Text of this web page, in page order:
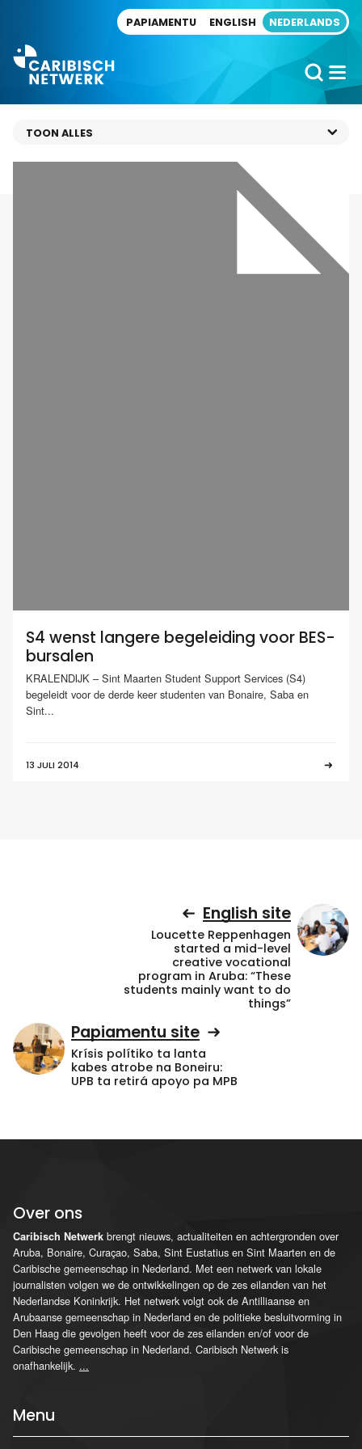
PAPIAMENTU ENGLISH NEDERLANDS
S4 wenst langere begeleiding voor BES-
bursalen
KRALENDIJK – Sint Maarten Student Support Services (S4)
begeleidt voor de derde keer studenten van Bonaire, Saba en
Sint...
13 JULI 2014
English site
Loucette Reppenhagen
started a mid-level
creative vocational
program in Aruba: “These
students mainly want to do
things”
Papiamentu site
Krísis polítiko ta lanta
kabes atrobe na Boneiru:
UPB ta retirá apoyo pa MPB
Over ons
Caribisch Netwerk brengt nieuws, actualiteiten en achtergronden over
Aruba, Bonaire, Curaçao, Saba, Sint Eustatius en Sint Maarten en de
Caribische gemeenschap in Nederland. Met een netwerk van lokale
journalisten volgen we de ontwikkelingen op de zes eilanden van het
Nederlandse Koninkrijk. Het netwerk volgt ook de Antilliaanse en
Arubaanse gemeenschap in Nederland en de politieke besluitvorming in
Den Haag die gevolgen heeft voor de zes eilanden en/of voor de
Caribische gemeenschap in Nederland. Caribisch Netwerk is
onafhankelijk. ...
Menu